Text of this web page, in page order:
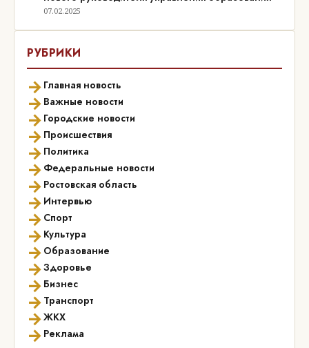
07.02.2025
РУБРИКИ
→ Главная новость
→ Важные новости
→ Городские новости
→ Происшествия
→ Политика
→ Федеральные новости
→ Ростовская область
→ Интервью
→ Спорт
→ Культура
→ Образование
→Здоровье
→ Бизнес
→ Транспорт
→ЖКХ
→ Реклама